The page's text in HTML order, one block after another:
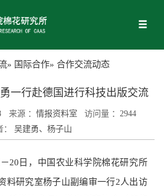
» 国际合作» 合作交流动态
一行赴德国进行科技出版交流
来源 ： 情报资料室 访问量 ： 2944
吴建勇、杨子山
20日，中国农业科学院棉花研究所
料研究室杨子山副编审一行2人出访